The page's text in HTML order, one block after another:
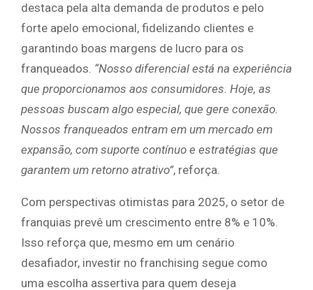
destaca pela alta demanda de produtos e pelo
forte apelo emocional, fidelizando clientes e
garantindo boas margens de lucro para os
franqueados. “Nosso diferencial está na experiência
que proporcionamos aos consumidores. Hoje, as
pessoas buscam algo especial, que gere conexão.
Nossos franqueados entram em um mercado em
expansão, com suporte contínuo e estratégias que
garantem um retorno atrativo”, reforça.
Com perspectivas otimistas para 2025, o setor de
franquias prevê um crescimento entre 8% e 10%.
Isso reforça que, mesmo em um cenário
desafiador, investir no franchising segue como
uma escolha assertiva para quem deseja